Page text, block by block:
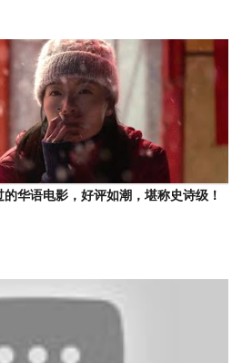
华语电影，好评如潮，堪称史诗级！